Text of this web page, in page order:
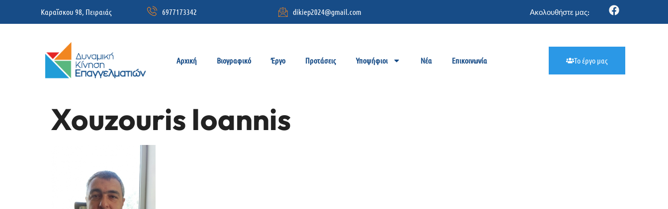
Καραΐσκου 98, Πειραιάς 6977173342 dikiep2024@gmail.com Ακολουθήστε μας:
Αρχική Βιογραφικό Έργο Προτάσεις Υποψήφιοι Νέα Επικοινωνία Το έργο μας
Xouzouris Ioannis